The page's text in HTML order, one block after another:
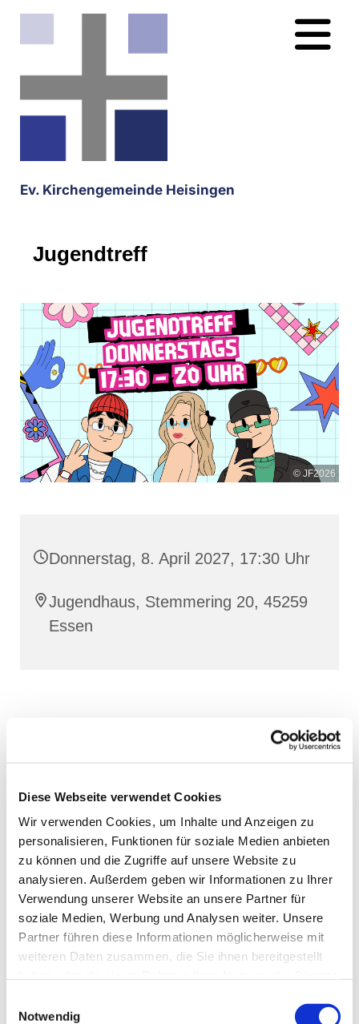
Diese Webseite verwendet Cookies
Wir verwenden Cookies, um Inhalte und Anzeigen zu
personalisieren, Funktionen für soziale Medien anbieten
zu können und die Zugriffe auf unsere Website zu
analysieren. Außerdem geben wir Informationen zu Ihrer
Verwendung unserer Website an unsere Partner für
soziale Medien, Werbung und Analysen weiter. Unsere
Partner führen diese Informationen möglicherweise mit
weiteren Daten zusammen, die Sie ihnen bereitgestellt
Notwendig
Ev. Kirchengemeinde Heisingen
Jugendtreff
© JF2026
Donnerstag, 8. April 2027, 17:30 Uhr
Jugendhaus, Stemmering 20, 45259
Essen